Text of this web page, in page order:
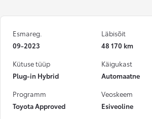
Esmareg.
09-2023
Läbisõit
48 170 km
Kütuse tüüp
Plug-in Hybrid
Käigukast
Automaatne
Programm
Toyota Approved
Veoskeem
Esiveoline